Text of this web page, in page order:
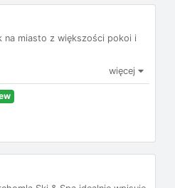
na miasto z większości pokoi i
więcej